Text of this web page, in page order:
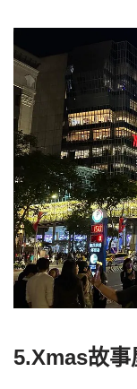
5.Xmas故事